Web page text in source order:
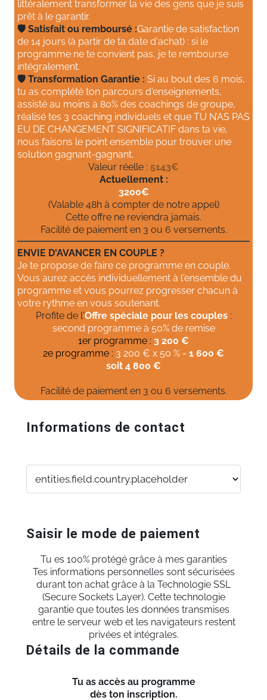
littéralement transformer la vie des gens que je suis
prêt à le garantir.
🛡️ Satisfait ou remboursé :Garantie de satisfaction
de 14 jours (à partir de ta date d'achat) : si le
programme ne te convient pas, je te rembourse
intégralement.
🛡️ Transformation Garantie : Si au bout des 6 mois,
tu as complété ton parcours d'enseignements,
assisté au moins à 80% des coachings de groupe,
réalisé tes 3 coaching individuels et que TU N’AS PAS
EU DE CHANGEMENT SIGNIFICATIF dans ta vie,
nous faisons le point ensemble pour trouver une
solution gagnant-gagnant.
Valeur réelle : 5143€
Actuellement :
3200€
(Valable 48h à compter de notre appel)
Cette offre ne reviendra jamais.
Facilité de paiement en 3 ou 6 versements.
ENVIE D'AVANCER EN COUPLE ?
Je te propose de faire ce programme en couple.
Vous aurez accès individuellement à l'ensemble du
programme et vous pourrez progresser chacun à
votre rythme en vous soutenant.
Profite de l'Offre spéciale pour les couples:
second programme à 50% de remise
1er programme : 3 200 €
2e programme : 3 200 € x 50 % = 1 600 €
soit 4 800 €
Facilité de paiement en 3 ou 6 versements.
Informations de contact
Saisir le mode de paiement
Tu es 100% protégé grâce à mes garanties
Tes informations personnelles sont sécurisées
durant ton achat grâce à la Technologie SSL
(Secure Sockets Layer). Cette technologie
garantie que toutes les données transmises
entre le serveur web et les navigateurs restent
privées et intégrales.
Détails de la commande
Tu as accès au programme
dès ton inscription.